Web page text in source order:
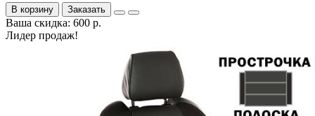
В корзину Заказать
Ваша скидка: 600 р.
Лидер продаж!